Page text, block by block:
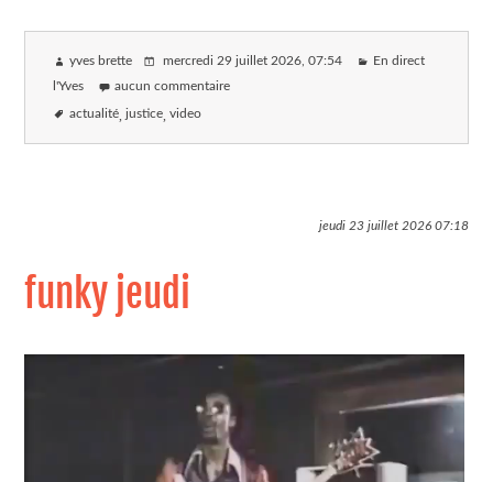
yves brette mercredi 29 juillet 2026, 07:54 En direct
l'Yves aucun commentaire
actualité justice video
jeudi 23 juillet 202607:18
funky jeudi